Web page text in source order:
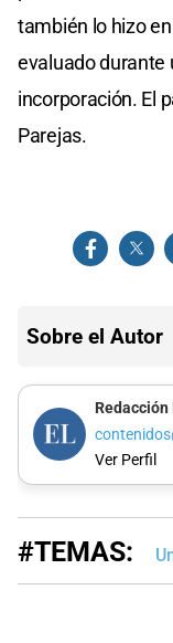
también lo hizo
evaluado durante
incorporación. El
Parejas.
Sobre el Autor
Redacción
Ver Perfil
#TEMAS: